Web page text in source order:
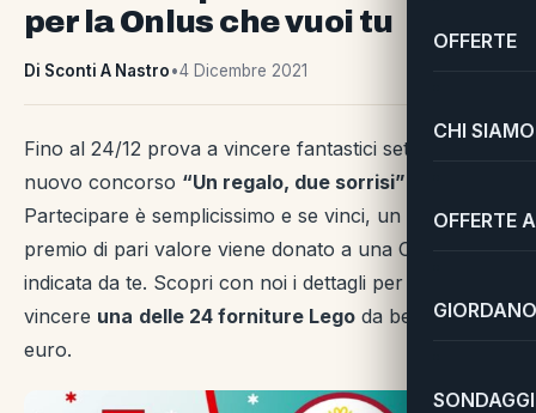
OFFERTE
CHI SIAMO
OFFERTE
per la Onlus che vuoi tu
Di Sconti A Nastro•4 Dicembre 2021
Fino al 24/12 prova a vincere fantastici set Lego col
nuovo concorso “Un regalo, due sorrisi”
Partecipare è semplicissimo e se vinci, un altro
premio di pari valore viene donato a una Onlus
indicata da te. Scopri con noi i dettagli per provare a
vincere una delle 24 forniture Lego da ben 1.000
euro.